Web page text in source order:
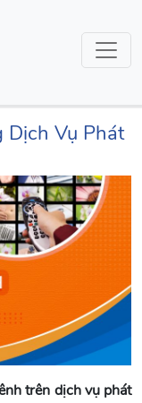
Vụ Phát
trên dịch vụ phát